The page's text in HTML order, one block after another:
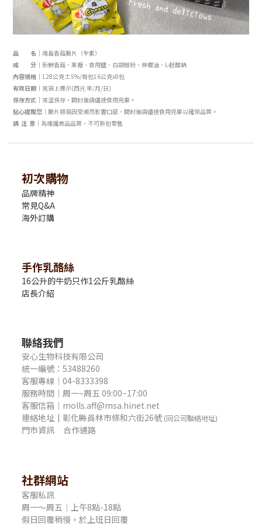
品 名｜ 南島香菇脆片（全素）
成 分｜ 新鮮香菇、果糖、食用鹽、 白胡椒粉、棕櫚油、L-麩酸鈉
內容規格｜ 128公克±5%/每包16公克x8包
有效日期｜ 見袋上標示(西元 年/月/日)
保存方式｜ 常溫保存，開封後請儘速食用完畢。
貼心提醒您｜ 脆片類易因受潮而影響口感， 開封後請儘速食用完畢以確保品質。
請 注 意｜ 為維護商品品質，不可拆包零售
初次購物
品牌精神
常見Q&A
海外訂購
手作乳酪絲
16公升的牛奶只作1公斤乳酪絲
店長介紹
聯絡我們
安心生物科技有限公司
統一編號：53488260
客服專線｜04-8333398
服務時間｜周一~周五 09:00~17:00
客服信箱｜molls.aff@msa.hinet.net
連絡地址 ｜ 彰化縣員林市條和六街26號 (同公司聯絡地址)
門市資訊 合作通路
社群網站
客服私訊
周一～周五｜上午8點-18點
假日回覆稍慢，於上班日回覆